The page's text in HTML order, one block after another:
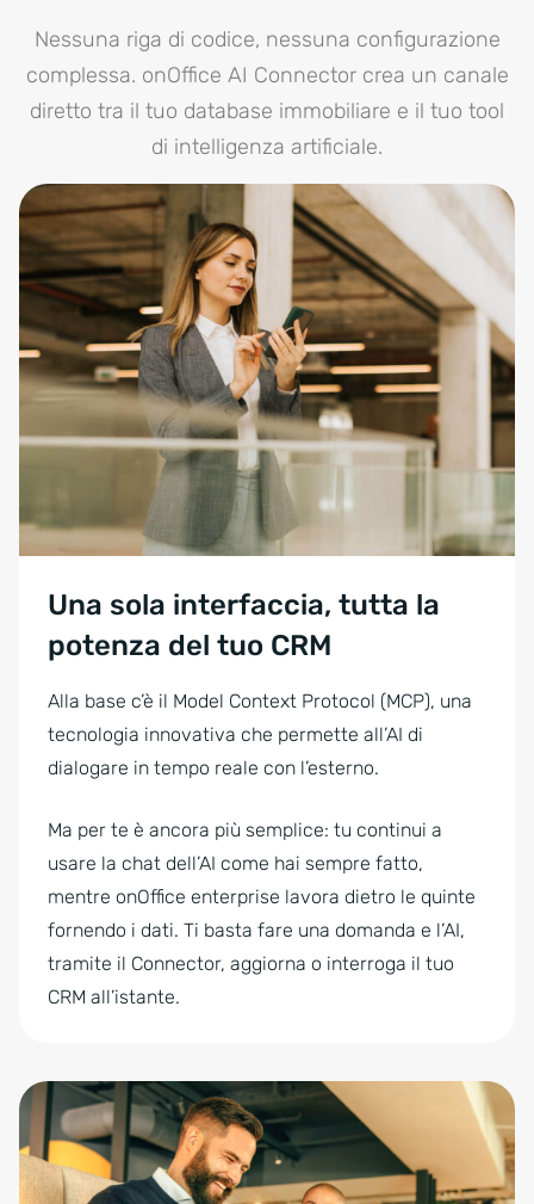
Nessuna riga di codice, nessuna configurazione
complessa. onOffice AI Connector crea un canale
diretto tra il tuo database immobiliare e il tuo tool
di intelligenza artificiale.
Una sola interfaccia, tutta la
potenza del tuo CRM
Alla base c’è il Model Context Protocol (MCP), una
tecnologia innovativa che permette all’AI di
dialogare in tempo reale con l’esterno.
Ma per te è ancora più semplice: tu continui a
usare la chat dell’AI come hai sempre fatto,
mentre onOffice enterprise lavora dietro le quinte
fornendo i dati. Ti basta fare una domanda e l’AI,
tramite il Connector, aggiorna o interroga il tuo
CRM all’istante.